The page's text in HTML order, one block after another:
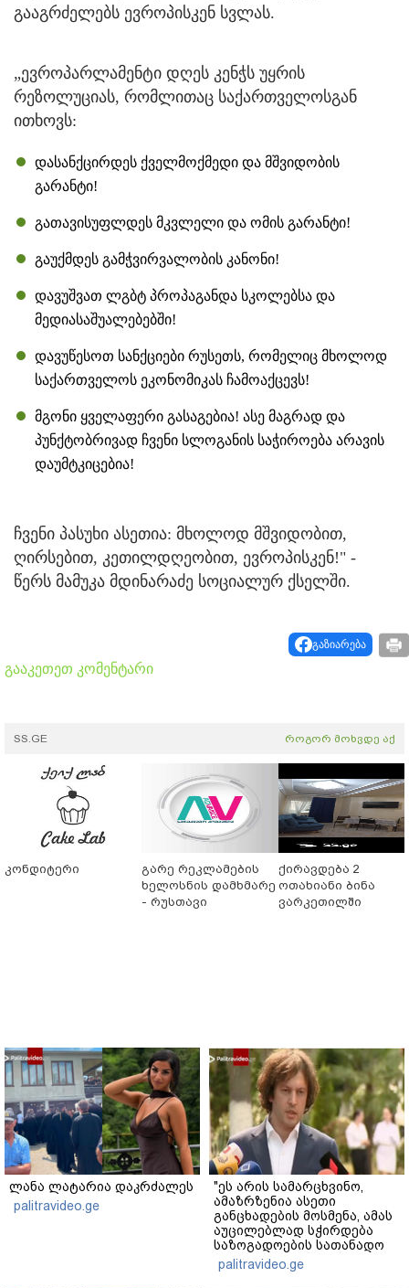
გააგრძელებს ევროპისკენ სვლას.
„ევროპარლამენტი დღეს კენჭს უყრის
რეზოლუციას, რომლითაც საქართველოსგან
ითხოვს:
დასანქცირდეს ქველმოქმედი და მშვიდობის
გარანტი!
გათავისუფლდეს მკვლელი და ომის გარანტი!
გაუქმდეს გამჭვირვალობის კანონი!
დავუშვათ ლგბტ პროპაგანდა სკოლებსა და
მედიასაშუალებებში!
დავუწესოთ სანქციები რუსეთს, რომელიც მხოლოდ
საქართველოს ეკონომიკას ჩამოაქცევს!
მგონი ყველაფერი გასაგებია! ასე მაგრად და
პუნქტობრივად ჩვენი სლოგანის საჭიროება არავის
დაუმტკიცებია!
ჩვენი პასუხი ასეთია: მხოლოდ მშვიდობით,
ღირსებით, კეთილდღეობით, ევროპისკენ!" -
წერს მამუკა მდინარაძე სოციალურ ქსელში.
გაზიარება
გააკეთეთ კომენტარი
SS.GE როგორ მოხვდე აქ
კონდიტერი
გარე რეკლამების
ხელოსნის დამხმარე
- რუსთავი
ქირავდება 2
ოთახიანი ბინა
ვარკეთილში
ლანა ლატარია დაკრძალეს
palitravideo.ge
"ეს არის სამარცხვინო,
ამაზრზენია ასეთი
განცხადების მოსმენა, ამას
აუცილებლად სჭირდება
საზოგადოების სათანადო
რეაქცია" - ირაკლი
კობახიძე
palitravideo.ge